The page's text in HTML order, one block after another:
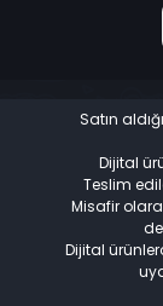
Satın
Dijital
Teslim
Misafir
Dijital